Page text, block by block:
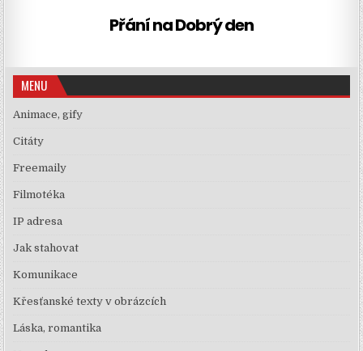
Přání na Dobrý den
MENU
Animace, gify
Citáty
Freemaily
Filmotéka
IP adresa
Jak stahovat
Komunikace
Křesťanské texty v obrázcích
Láska, romantika